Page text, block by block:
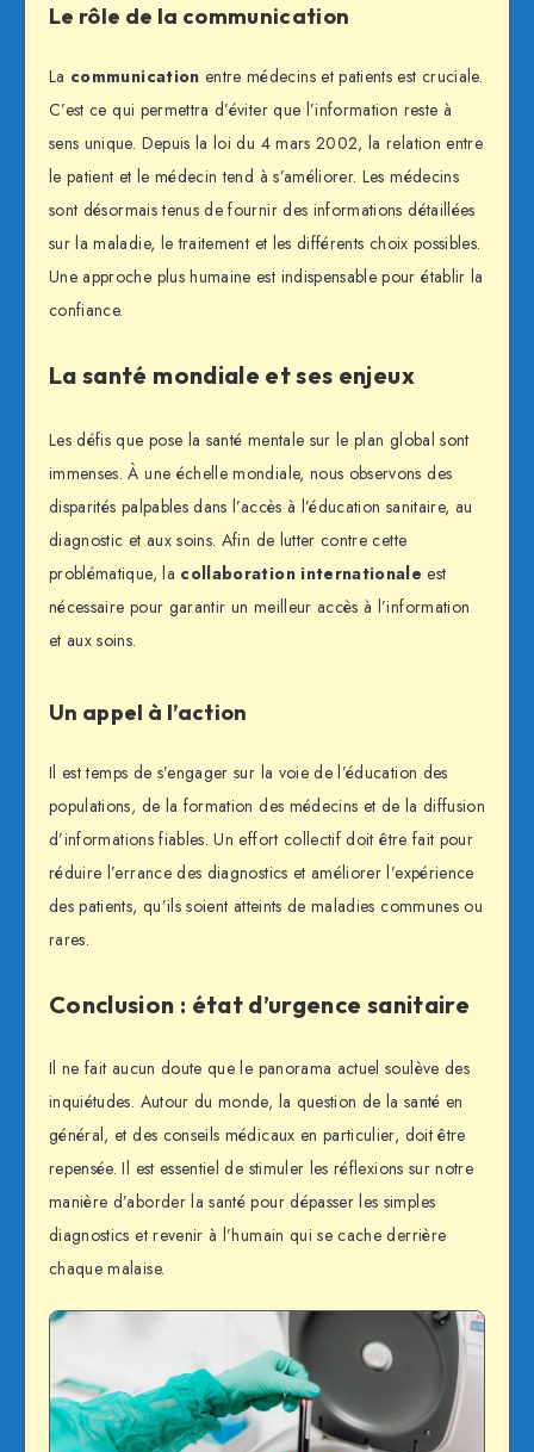
Le rôle de la communication
La communication entre médecins et patients est cruciale.
C’est ce qui permettra d’éviter que l’information reste à
sens unique. Depuis la loi du 4 mars 2002, la relation entre
le patient et le médecin tend à s’améliorer. Les médecins
sont désormais tenus de fournir des informations détaillées
sur la maladie, le traitement et les différents choix possibles.
Une approche plus humaine est indispensable pour établir la
confiance.
La santé mondiale et ses enjeux
Les défis que pose la santé mentale sur le plan global sont
immenses. À une échelle mondiale, nous observons des
disparités palpables dans l’accès à l’éducation sanitaire, au
diagnostic et aux soins. Afin de lutter contre cette
problématique, la collaboration internationale est
nécessaire pour garantir un meilleur accès à l’information
et aux soins.
Un appel à l’action
Il est temps de s’engager sur la voie de l’éducation des
populations, de la formation des médecins et de la diffusion
d’informations fiables. Un effort collectif doit être fait pour
réduire l’errance des diagnostics et améliorer l’expérience
des patients, qu’ils soient atteints de maladies communes ou
rares.
Conclusion : état d’urgence sanitaire
Il ne fait aucun doute que le panorama actuel soulève des
inquiétudes. Autour du monde, la question de la santé en
général, et des conseils médicaux en particulier, doit être
repensée. Il est essentiel de stimuler les réflexions sur notre
manière d’aborder la santé pour dépasser les simples
diagnostics et revenir à l’humain qui se cache derrière
chaque malaise.